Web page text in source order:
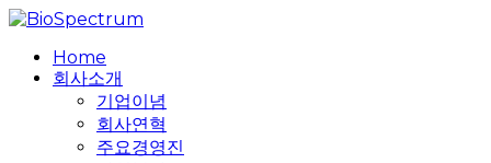
Skip
main
content
search
MenuHome
회사소개
기업이념
회사연혁
주요경영진